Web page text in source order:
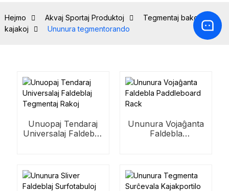
Hejmo Akvaj Sportaj Produktoj
Tegmentaj bakoj por
kajakoj
Ununura tegmentorando
Unuopaj Tendaraj
Universalaj Faldeblaj
Ununura Vojaĝanta
Faldebla